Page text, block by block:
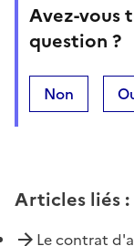
Avez-vous
question ?
Non
Articles liés :
Le contrat